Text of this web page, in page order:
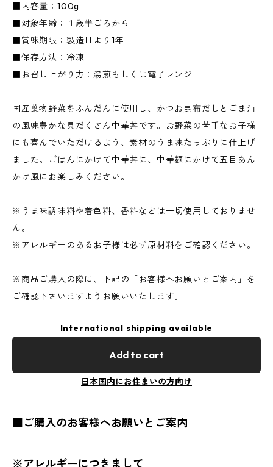
■内容量：100g
■対象年齢：１歳半ごろから
■賞味期限：製造日より1年
■保存方法：冷凍
■お召し上がり方：湯煎もしくは電子レンジ
国産葉物野菜をふんだんに使用し、かつお昆布だしとごま油
の風味豊かな具だくさん中華丼です。お野菜の苦手なお子様
にも喜んでいただけるよう、素材のうま味たっぷりに仕上げ
ました。ごはんにかけて中華丼に、中華麺にかけて五目あん
かけ風にお楽しみください。
※うま味調味料や着色料、香料などは一切使用しておりませ
ん。
※アレルギーのあるお子様は必ず原材料をご確認ください。
※商品ご購入の際に、下記の「お客様へお願いとご案内」を
ご確認下さいますようお願いいたします。
International shipping available
Add to cart
日本国内にお住まいの方向け
■ご購入のお客様へお願いとご案内
※アレルギーにつきまして